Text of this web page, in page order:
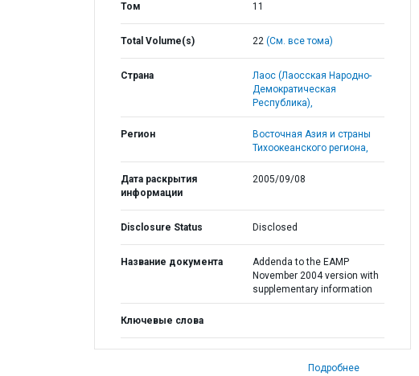
Том 11
Total Volume(s) 22 (См. все тома)
Страна
Лаос (Лаосская Народно-
Демократическая
Республика),
Регион
Восточная Азия и страны
Тихоокеанского региона,
Дата раскрытия
информации
2005/09/08
Disclosure Status Disclosed
Название документа
Addenda to the EAMP
November 2004 version with
supplementary information
Ключевые слова
Подробнее